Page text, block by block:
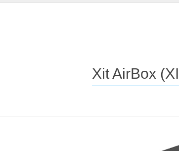
Xit AirBox